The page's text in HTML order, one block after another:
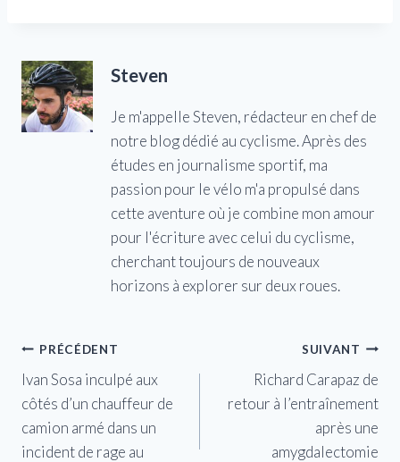
Steven
Je m'appelle Steven, rédacteur en chef de
notre blog dédié au cyclisme. Après des
études en journalisme sportif, ma
passion pour le vélo m'a propulsé dans
cette aventure où je combine mon amour
pour l'écriture avec celui du cyclisme,
cherchant toujours de nouveaux
horizons à explorer sur deux roues.
Navigation
de
l’article
PRÉCÉDENT
Ivan Sosa inculpé aux
côtés d’un chauffeur de
camion armé dans un
incident de rage au
SUIVANT
Richard Carapaz de
retour à l’entraînement
après une
amygdalectomie